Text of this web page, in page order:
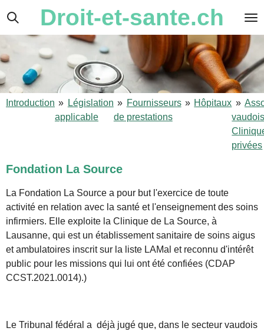
Passer
contenu
principal
Droit-et-sante.ch
Introduction » Législation
applicable
» Fournisseurs
de prestations
» Hôpitaux »
privées
Fondation La Source
La Fondation La Source a pour but l'exercice de toute
activité en relation avec la santé et l'enseignement des soins
infirmiers. Elle exploite la Clinique de La Source, à
Lausanne, qui est un établissement sanitaire de soins aigus
et ambulatoires inscrit sur la liste LAMal et reconnu d'intérêt
public pour les missions qui lui ont été confiées (CDAP
CCST.2021.0014).)
Le Tribunal fédéral a déjà jugé que, dans le secteur vaudois